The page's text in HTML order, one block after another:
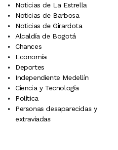
Noticias de La Estrella
Noticias de Barbosa
Noticias de Girardota
Alcaldía de Bogotá
Chances
Economía
Deportes
Independiente Medellín
Ciencia y Tecnología
Política
Personas desaparecidas y
extraviadas